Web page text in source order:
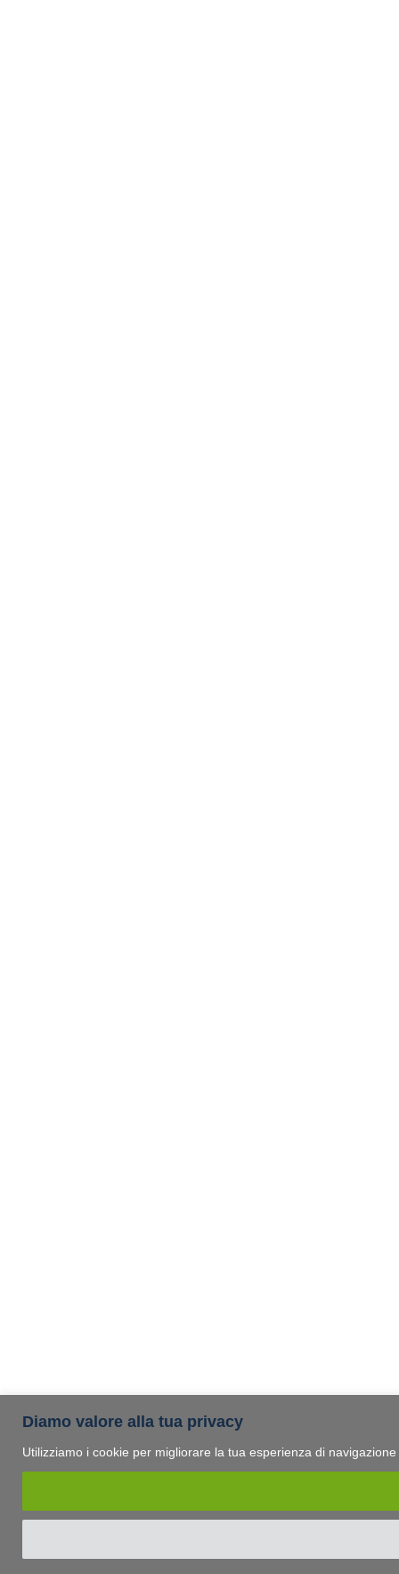
Diamo valore alla tua privacy
Utilizziamo i cookie per migliorare la tua esperienza di